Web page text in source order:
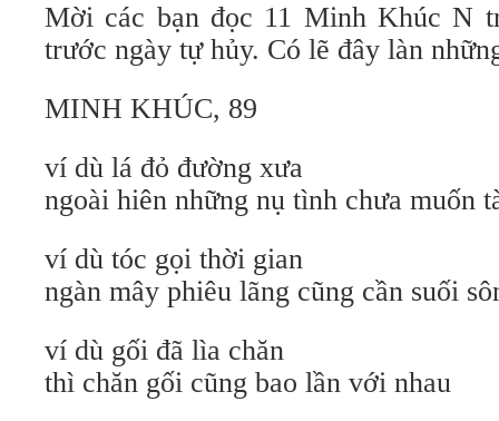
Mời các bạn đọc 11 Minh Khúc N
trước ngày tự hủy. Có lẽ đây làn
MINH KHÚC, 89
ví dù lá đỏ đường xưa
ngoài hiên những nụ tình chưa muốn
ví dù tóc gọi thời gian
ngàn mây phiêu lãng cũng cần suối
ví dù gối đã lìa chăn
thì chăn gối cũng bao lần với nhau